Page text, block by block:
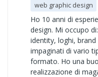
web graphic design
Ho 10 anni di
design. Mi occupo
identity, loghi,
impaginati di vario
formato. Ho una
realizzazione di